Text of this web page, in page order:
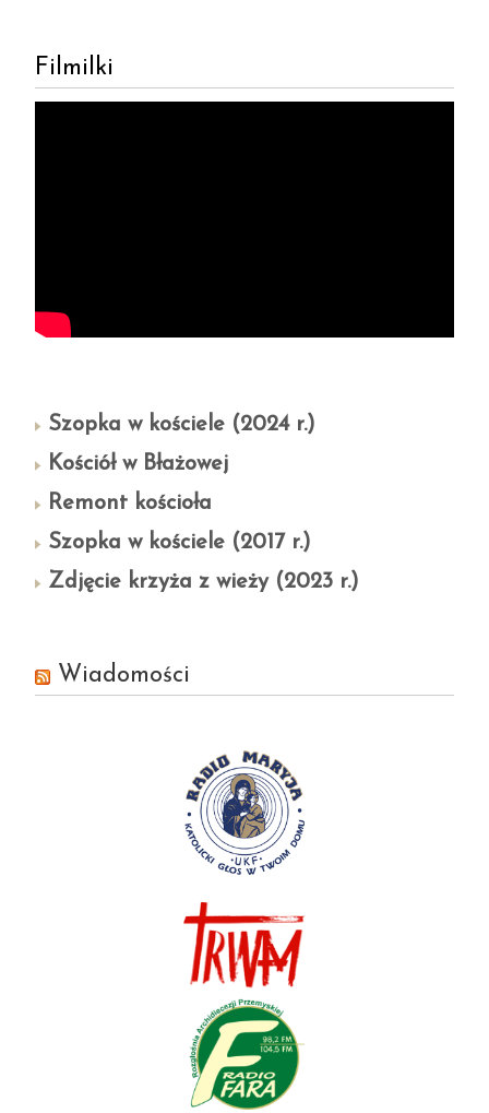
Filmilki
Szopka w kościele (2024 r.)
Kościół w Błażowej
Remont kościoła
Szopka w kościele (2017 r.)
Zdjęcie krzyża z wieży (2023 r.)
Wiadomości